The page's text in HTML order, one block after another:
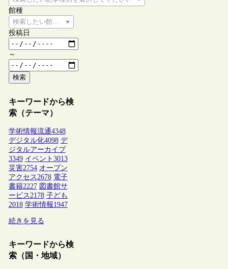
館種
検索したい館種を選択してください
投稿日
～
検索
キーワードから検
索（テーマ）
学術情報流通4348
デジタル化4098 デ
ジタルアーカイブ
3349 イベント 3013
災害2754 オープン
アクセス2678 電子
書籍2227 図書館サ
ービス2178 子ども
2018 学術情報1947
続きを見る
キーワードから検
索（国・地域）